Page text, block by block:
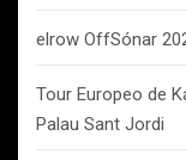
elrow OffSónar
Tour Europeo de
Palau Sant Jordi